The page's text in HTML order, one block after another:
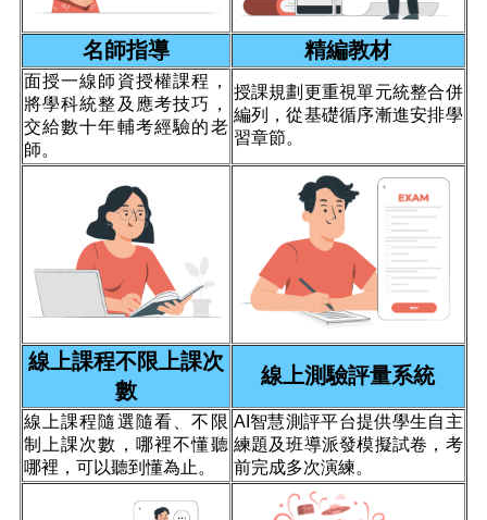
名師指導 精編教材
面授一線師資授權課程，
將學科統整及應考技巧，
交給數十年輔考經驗的老
師。
授課規劃更重視單元統整合併
編列，從基礎循序漸進安排學
習章節。
線上課程不限上課次
數
線上測驗評量系統
線上課程隨選隨看、不限
制上課次數，哪裡不懂聽
哪裡，可以聽到懂為止。
AI智慧測評平台提供學生自主
練題及班導派發模擬試卷，考
前完成多次演練。